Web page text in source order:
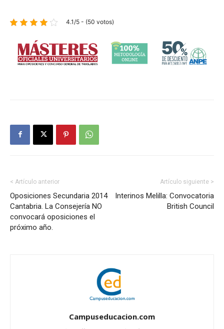
4.1/5 - (50 votos)
< Artículo anterior
Oposiciones Secundaria 2014
Cantabria. La Consejería NO
convocará oposiciones el
próximo año.
Artículo siguiente >
Interinos Melilla: Convocatoria
British Council
Campuseducacion.com